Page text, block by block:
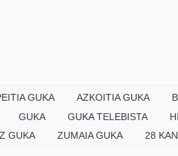
GUKA AZKOITIA GUKA
GUKA GUKA TELEBISTA
GUKA ZUMAIA GUKA 28